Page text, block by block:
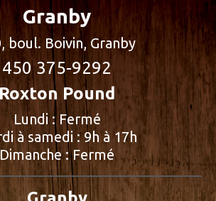
Granby
boul. Boivin, Granby
450 375-9292
Roxton Pound
Lundi : Fermé
à samedi : 9h à 17h
Dimanche : Fermé